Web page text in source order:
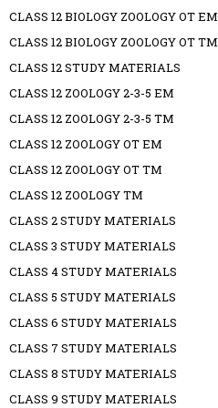
CLASS 12 BIOLOGY ZOOLOGY OT EM
CLASS 12 BIOLOGY ZOOLOGY OT TM
CLASS 12 STUDY MATERIALS
CLASS 12 ZOOLOGY 2-3-5 EM
CLASS 12 ZOOLOGY 2-3-5 TM
CLASS 12 ZOOLOGY OT EM
CLASS 12 ZOOLOGY OT TM
CLASS 12 ZOOLOGY TM
CLASS 2 STUDY MATERIALS
CLASS 3 STUDY MATERIALS
CLASS 4 STUDY MATERIALS
CLASS 5 STUDY MATERIALS
CLASS 6 STUDY MATERIALS
CLASS 7 STUDY MATERIALS
CLASS 8 STUDY MATERIALS
CLASS 9 STUDY MATERIALS